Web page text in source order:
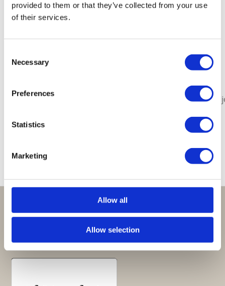
provided to them or that they’ve collected from your use
of their services.
Selection
Necessary
Preferences
Statistics
Marketing
Allow all
Allow selection
Gerelateerde producten
Mini
me
Multicolor
Anklet
Bestseller
Sold
Flower
Giftsets en cadeaupakketten